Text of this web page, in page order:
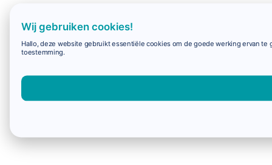
Wij gebruiken cookies!
Hallo, deze website gebruikt essentiële cookies om de goede werking ervan
toestemming.